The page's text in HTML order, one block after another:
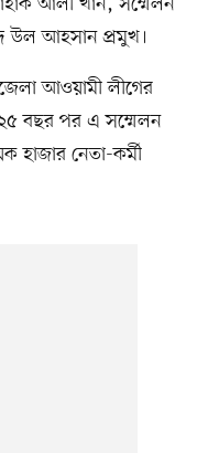
উল আহসান প্রমুখ।
আওয়ামী লীগের
২৫ বছর পর এ সম্মেলন
হাজার নেতা-কর্মী